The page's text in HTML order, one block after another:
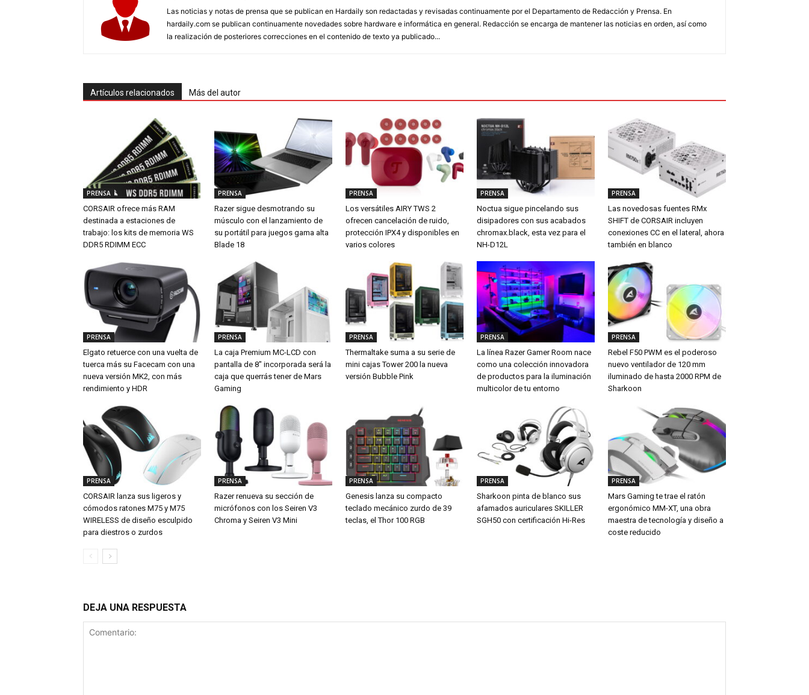
Las noticias y notas de prensa que se publican en Hardaily son redactadas y revisadas continuamente por el Departamento de Redacción y Prensa. En
hardaily.com se publican continuamente novedades sobre hardware e informática en general. Redacción se encarga de mantener las noticias en orden, así como
la realización de posteriores correcciones en el contenido de texto ya publicado...
Artículos relacionados Más del autor
PRENSA
CORSAIR ofrece más RAM
destinada a estaciones de
trabajo: los kits de memoria WS
DDR5 RDIMM ECC
PRENSA
Razer sigue desmotrando su
músculo con el lanzamiento de
su portátil para juegos gama alta
Blade 18
PRENSA
Los versátiles AIRY TWS 2
ofrecen cancelación de ruido,
protección IPX4 y disponibles en
varios colores
PRENSA
Noctua sigue pincelando sus
disipadores con sus acabados
chromax.black, esta vez para el
NH-D12L
PRENSA
Las novedosas fuentes RMx
SHIFT de CORSAIR incluyen
conexiones CC en el lateral, ahora
también en blanco
PRENSA
Elgato retuerce con una vuelta de
tuerca más su Facecam con una
nueva versión MK2, con más
rendimiento y HDR
PRENSA
La caja Premium MC-LCD con
pantalla de 8″ incorporada será la
caja que querrás tener de Mars
Gaming
PRENSA
Thermaltake suma a su serie de
mini cajas Tower 200 la nueva
versión Bubble Pink
PRENSA
La línea Razer Gamer Room nace
como una colección innovadora
de productos para la iluminación
multicolor de tu entorno
PRENSA
Rebel F50 PWM es el poderoso
nuevo ventilador de 120 mm
iluminado de hasta 2000 RPM de
Sharkoon
PRENSA
CORSAIR lanza sus ligeros y
cómodos ratones M75 y M75
WIRELESS de diseño esculpido
para diestros o zurdos
PRENSA
Razer renueva su sección de
micrófonos con los Seiren V3
Chroma y Seiren V3 Mini
PRENSA
Genesis lanza su compacto
teclado mecánico zurdo de 39
teclas, el Thor 100 RGB
PRENSA
Sharkoon pinta de blanco sus
afamados auriculares SKILLER
SGH50 con certificación Hi-Res
PRENSA
Mars Gaming te trae el ratón
ergonómico MM-XT, una obra
maestra de tecnología y diseño a
coste reducido
DEJA UNA RESPUESTA